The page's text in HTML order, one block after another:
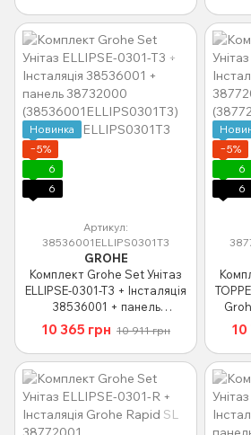
Новинка
−5%
6
6
Артикул:
38536001ELLIPS0301T3
GROHE
Комплект Grohe Set Унітаз
ELLIPSE-0301-T3 + Інсталяція
38536001 + панель
38732000
(38536001ELLIPS0301T3)
10 365 грн 10 911 грн
−5%
6
6
10